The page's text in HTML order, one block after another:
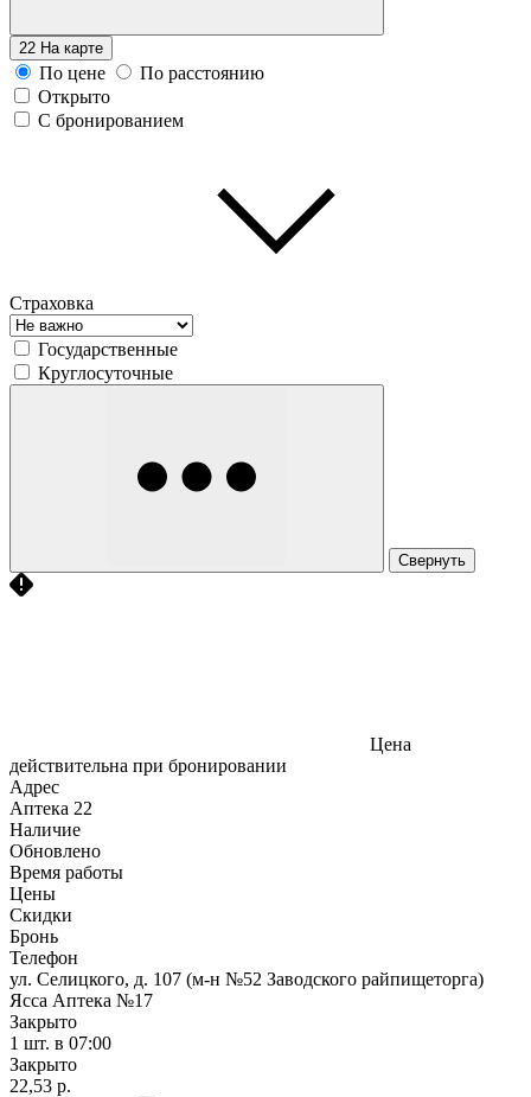
22 На карте
По цене
По расстоянию
Открыто
С бронированием
Страховка
Государственные
Круглосуточные
Свернуть
Цена
действительна при бронировании
Адрес
Аптека 22
Наличие
Обновлено
Время работы
Цены
Скидки
Бронь
Телефон
ул. Селицкого, д. 107 (м-н №52 Заводского райпищеторга)
Ясса Аптека №17
Закрыто
1 шт. в 07:00
Закрыто
22,53 р.